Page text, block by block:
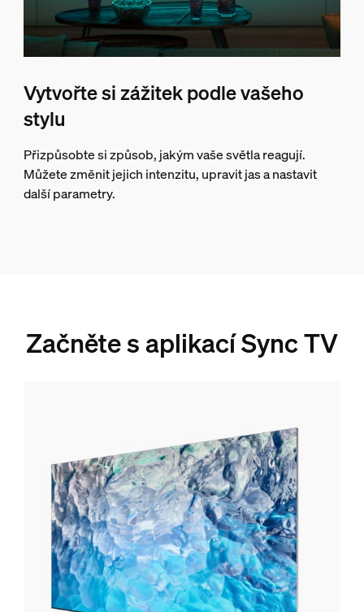
Vytvořte si zážitek podle vašeho
stylu
Přizpůsobte si způsob, jakým vaše světla reagují.
Můžete změnit jejich intenzitu, upravit jas a nastavit
další parametry.
Začněte s aplikací Sync TV